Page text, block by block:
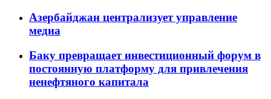
Азербайджан централизует управление
медиа
Баку превращает инвестиционный форум в
постоянную платформу для привлечения
ненефтяного капитала